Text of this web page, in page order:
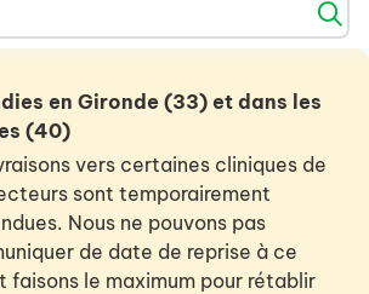
en Gironde (33) et dans les
(40)
vers certaines cliniques de
sont temporairement
Nous ne pouvons pas
de date de reprise à ce
faisons le maximum pour rétablir